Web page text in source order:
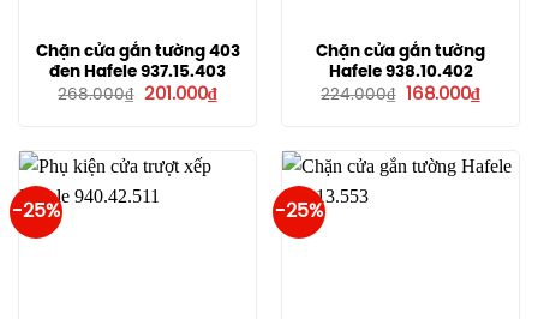
Chặn cửa gắn tường 403
đen Hafele 937.15.403
268.000₫
Giá
201.000₫Giá
hiện
201.000₫.
Chặn cửa gắn tường
Hafele 938.10.402
224.000₫
Giá
168.000₫Giá
hiện
-25% -25%